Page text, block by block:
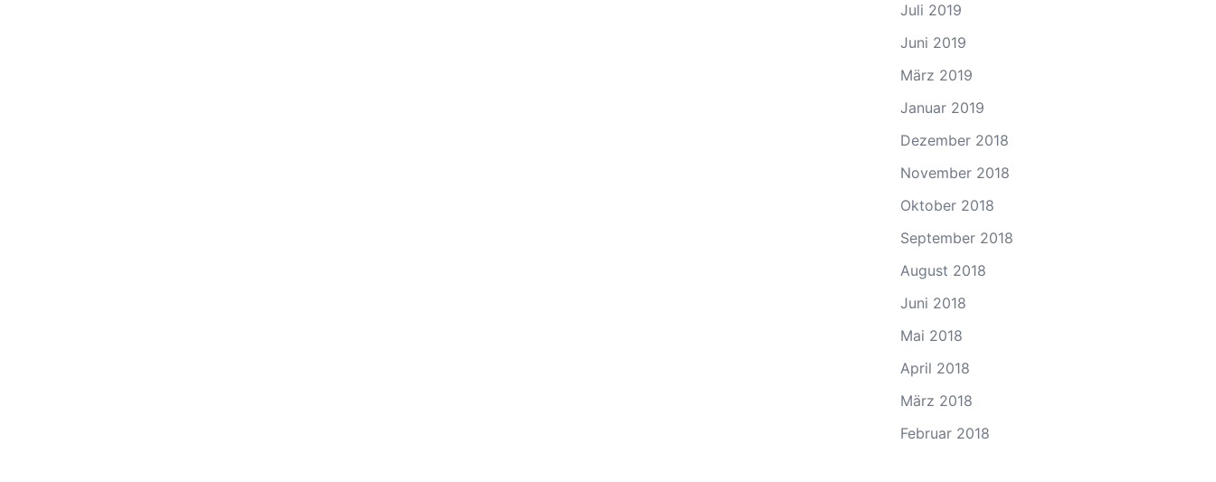
Juli 2019
Juni 2019
März 2019
Januar 2019
Dezember 2018
November 2018
Oktober 2018
September 2018
August 2018
Juni 2018
Mai 2018
April 2018
März 2018
Februar 2018